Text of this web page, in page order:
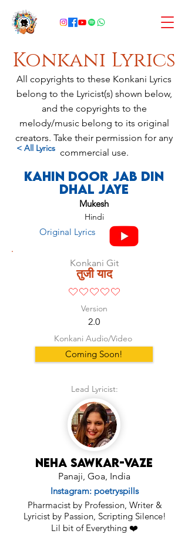
Konkani Lyrics
All copyrights to these Konkani Lyrics
belong to the Lyricist(s) shown below,
and the copyrights to the
melody/music belong to its original
creators. Take their permission for any
commercial use.
< All Lyrics
Kahin Door Jab Din
Dhal Jaye
Mukesh
Hindi
Original Lyrics
Konkani Git
तुजी याद
No ratings yet
Version
2.0
Konkani Audio/Video
Coming Soon!
Lead Lyricist:
Neha Sawkar-Vaze
Panaji, Goa, India
Instagram: poetryspills
Pharmacist by Profession, Writer &
Lyricist by Passion, Scripting Silence!
Lil bit of Everything ❤️